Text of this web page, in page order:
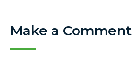
Make a Comment